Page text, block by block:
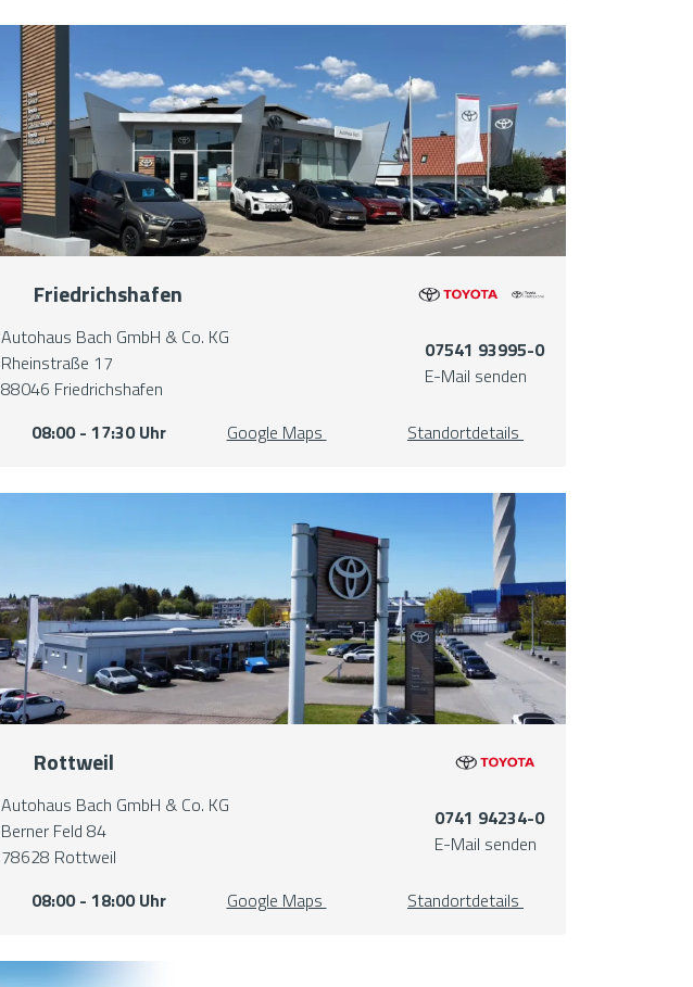
Friedrichshafen
Autohaus Bach GmbH & Co. KG
Rheinstraße 17
88046 Friedrichshafen
07541 93995-0
E-Mail senden
08:00 - 17:30 Uhr Google Maps Standortdetails
Rottweil
Autohaus Bach GmbH & Co. KG
Berner Feld 84
78628 Rottweil
0741 94234-0
E-Mail senden
08:00 - 18:00 Uhr Google Maps Standortdetails